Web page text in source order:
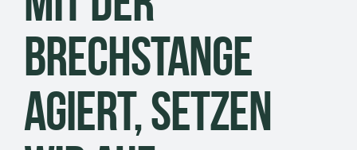
Brechstange
agiert, setzen